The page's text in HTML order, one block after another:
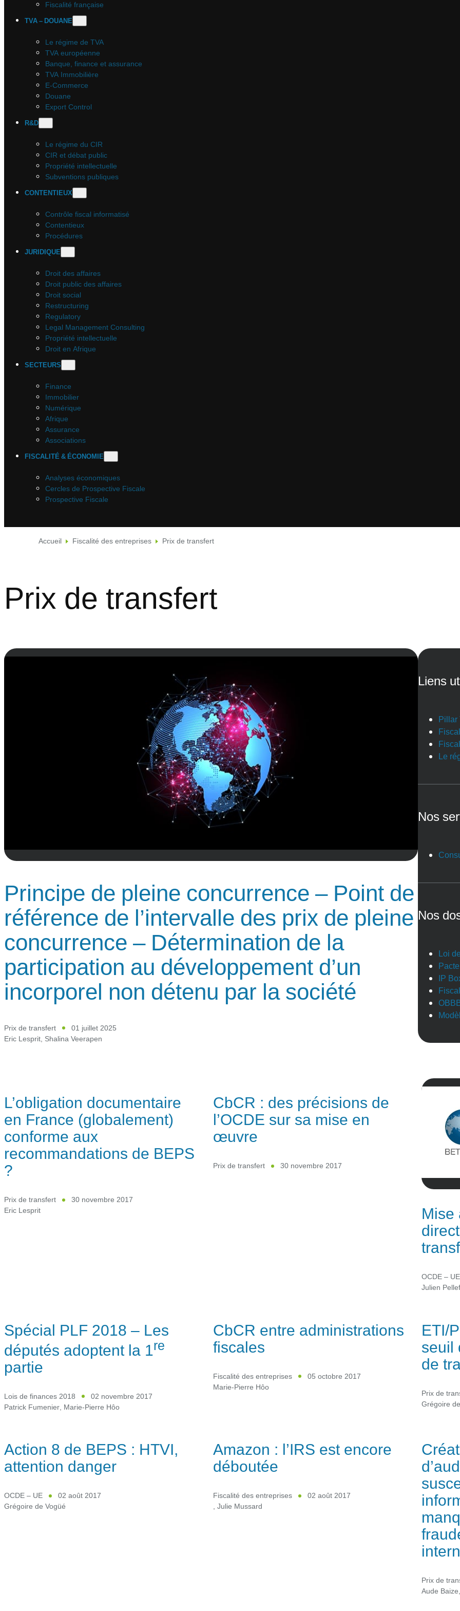
Fiscalité française
TVA – DOUANE
Le régime de TVA
TVA européenne
Banque, finance et assurance
TVA Immobilière
E-Commerce
Douane
Export Control
R&D
Le régime du CIR
CIR et débat public
Propriété intellectuelle
Subventions publiques
CONTENTIEUX
Contrôle fiscal informatisé
Contentieux
Procédures
JURIDIQUE
Droit des affaires
Droit public des affaires
Droit social
Restructuring
Regulatory
Legal Management Consulting
Propriété intellectuelle
Droit en Afrique
SECTEURS
Finance
Immobilier
Numérique
Afrique
Assurance
Associations
FISCALITÉ & ÉCONOMIE
Analyses économiques
Cercles de Prospective Fiscale
Prospective Fiscale
Accueil Fiscalité des entreprises Prix de transfert
Prix de transfert
Principe de pleine concurrence – Point de
référence de l’intervalle des prix de pleine
concurrence – Détermination de la
participation au développement d’un
incorporel non détenu par la société
Prix de transfert
01 juillet 2025
Eric Lesprit, Shalina Veerapen
Liens
Pillar
Le
Nos
Nos
Loi
IP
L’obligation documentaire
en France (globalement)
conforme aux
recommandations de BEPS
?
Prix de transfert
30 novembre 2017
Eric Lesprit
CbCR : des précisions de
l’OCDE sur sa mise en
œuvre
Prix de transfert 30 novembre 2017
Mise
OCDE – UE
Julien
Spécial PLF 2018 – Les
députés adoptent la 1re
partie
Lois de finances 2018
02 novembre 2017
Patrick Fumenier Marie-Pierre Hôo
CbCR entre administrations
fiscales
Fiscalité des entreprises
05 octobre 2017
Marie-Pierre Hôo
ETI/
seuil
de
Prix de
Grégoire
Action 8 de BEPS : HTVI,
attention danger
OCDE – UE
02 août 2017
Grégoire de Vogüé
Amazon : l’IRS est encore
déboutée
Fiscalité des entreprises
02 août 2017
, Julie Mussard
Prix de
Aude Baize